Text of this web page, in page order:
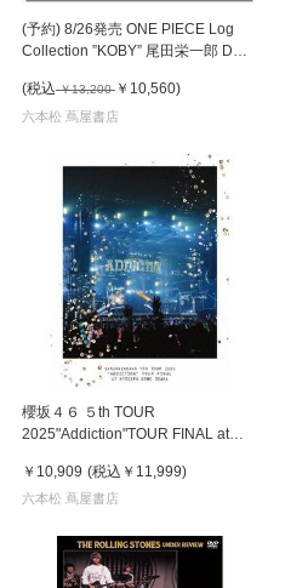
(予約) 8/26発売 ONE PIECE Log
Collection ”KOBY” 尾田栄一郎 DVD
(税込￥13,200￥10,560)
六本松 蔦屋書店
櫻坂４６ ５th TOUR
2025"Addiction"TOUR FINAL at
限定盤 ３DVD
￥10,909 (税込 ￥11,999)
六本松 蔦屋書店